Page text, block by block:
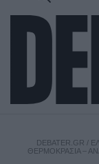
DEBATER.GR /
ΘΕΡΜΟΚΡΑΣΊΑ –